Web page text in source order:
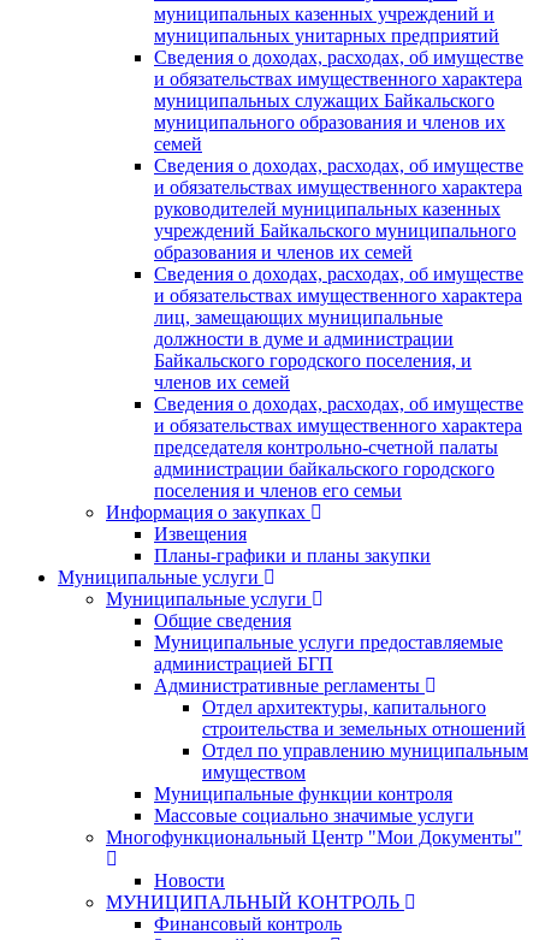
муниципальных казенных учреждений и
муниципальных унитарных предприятий
Сведения о доходах, расходах, об имуществе
и обязательствах имущественного характера
муниципальных служащих Байкальского
муниципального образования и членов их
семей
Сведения о доходах, расходах, об имуществе
и обязательствах имущественного характера
руководителей муниципальных казенных
учреждений Байкальского муниципального
образования и членов их семей
Сведения о доходах, расходах, об имуществе
и обязательствах имущественного характера
лиц, замещающих муниципальные
должности в думе и администрации
Байкальского городского поселения, и
членов их семей
Сведения о доходах, расходах, об имуществе
и обязательствах имущественного характера
председателя контрольно-счетной палаты
администрации байкальского городского
поселения и членов его семьи
Информация о закупках
Извещения
Планы-графики и планы закупки
Муниципальные услуги
Муниципальные услуги
Общие сведения
Муниципальные услуги предоставляемые
администрацией БГП
Административные регламенты
Отдел архитектуры, капитального
строительства и земельных отношений
Отдел по управлению муниципальным
имуществом
Муниципальные функции контроля
Массовые социально значимые услуги
Многофункциональный Центр "Мои Документы"
Новости
МУНИЦИПАЛЬНЫЙ КОНТРОЛЬ
Финансовый контроль